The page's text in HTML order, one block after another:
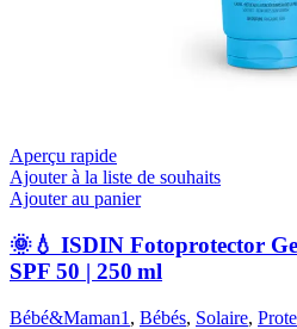
Aperçu rapide
Ajouter à la liste de souhaits
Ajouter au panier
🌞💧 ISDIN Fotoprotector
SPF 50 | 250 ml
Bébé&Maman1 , Bébés, Solaire,